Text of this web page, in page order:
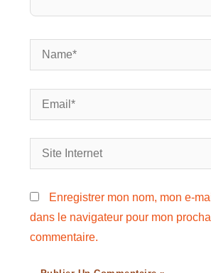
Name*
Email*
Site
Internet
Enregistrer mon nom, mon e-
dans le navigateur pour mon
commentaire.